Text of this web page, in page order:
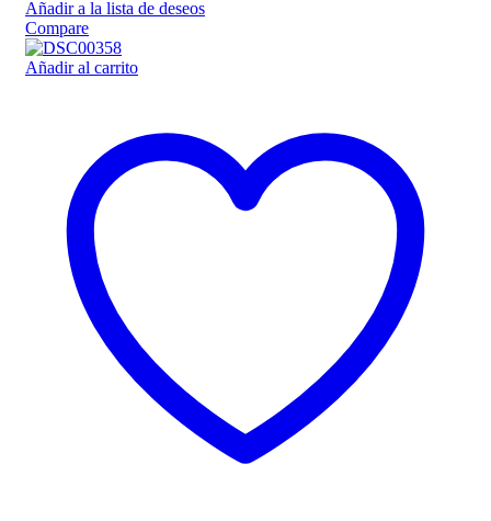
Añadir a la lista de deseos
Compare
Añadir al carrito